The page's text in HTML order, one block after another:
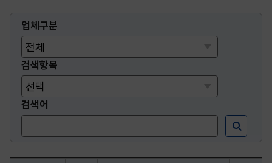
업체구분
검색항목
검색어